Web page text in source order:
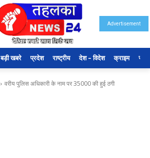
Advertisement
बड़ी खबरे प्रदेश राष्ट्रीय देश – विदेश क्राइम
वरीय पुलिस अधिकारी के नाम पर 35000 की हुई ठगी